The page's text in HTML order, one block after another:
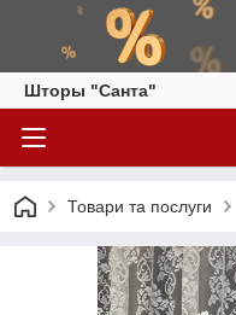
Шторы "Санта"
Товари та послуги